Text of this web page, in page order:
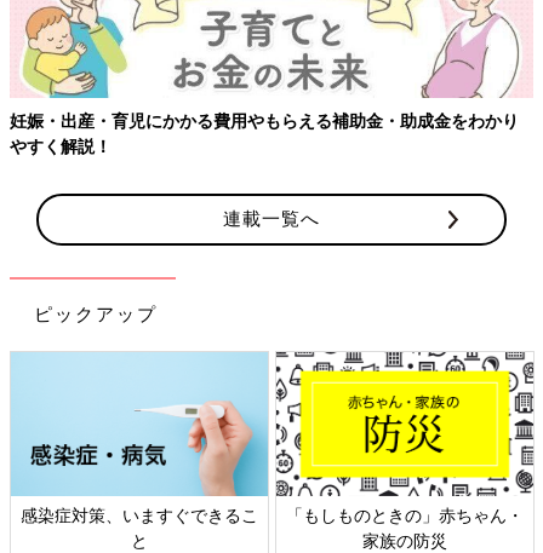
妊娠・出産・育児にかかる費用やもらえる補助金・助成金をわかり
やすく解説！
連載一覧へ
ピックアップ
感染症対策、いますぐできるこ
と
「もしものときの」赤ちゃん・
家族の防災